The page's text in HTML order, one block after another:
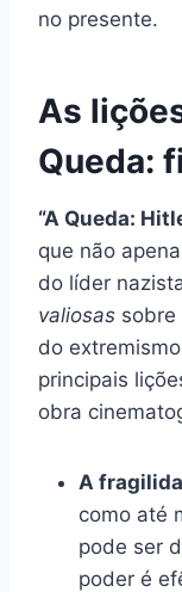
no presente.
As
Queda:
“A Queda:
que não
do líder
valiosas sobre
do
principais
obra
A
como até
pode ser
poder é